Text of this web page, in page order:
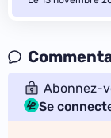
Abonnez-
Se